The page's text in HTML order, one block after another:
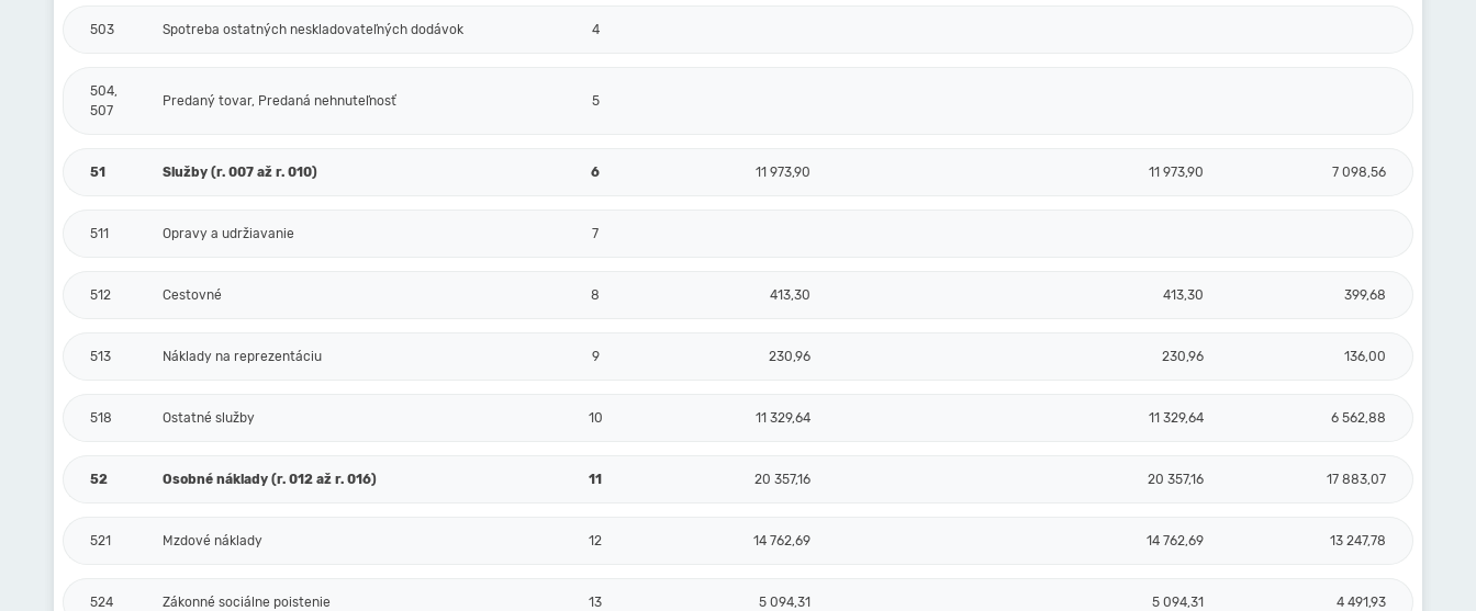
503 Spotreba ostatných neskladovateľných dodávok 4
504,
507
Predaný tovar, Predaná nehnuteľnosť 5
51 Služby (r. 007 až r. 010) 6 11 973,90 11 973,90 7 098,56
511 Opravy a udržiavanie 7
512 Cestovné 8 413,30 413,30 399,68
513 Náklady na reprezentáciu 9 230,96 230,96 136,00
518 Ostatné služby 10 11 329,64 11 329,64 6 562,88
52 Osobné náklady (r. 012 až r. 016) 11 20 357,16 20 357,16 17 883,07
521 Mzdové náklady 12 14 762,69 14 762,69 13 247,78
524 Zákonné sociálne poistenie 13 5 094,31 5 094,31 4 491,93